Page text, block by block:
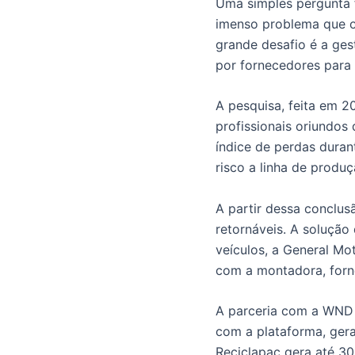
imenso problema que
grande desafio é a
por fornecedores
A pesquisa, feita em
profissionais oriundos
índice de perdas
risco a linha de
A partir dessa
retornáveis. A
veículos, a General
com a montadora,
A parceria com a
com a plataforma,